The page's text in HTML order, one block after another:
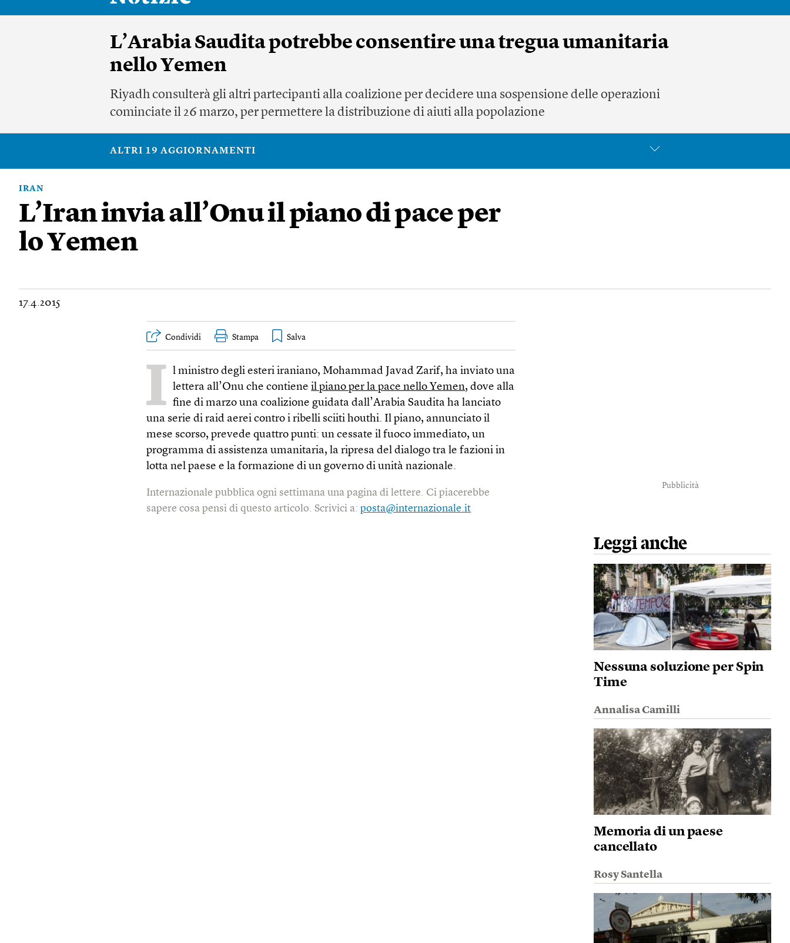
L’Arabia Saudita potrebbe consentire una tregua umanitaria
nello Yemen
Riyadh consulterà gli altri partecipanti alla coalizione per decidere una sospensione delle operazioni
cominciate il 26 marzo, per permettere la distribuzione di aiuti alla popolazione
ALTRI 19 AGGIORNAMENTI
IRAN
L’Iran invia all’Onu il piano di pace per
lo Yemen
17.4.2015
Condividi Stampa
I l ministro degli esteri iraniano, Mohammad Javad Zarif, ha inviato una
lettera all’Onu che contieneil piano per la pace nello Yemen, dove alla
fine di marzo una coalizione guidata dall’Arabia Saudita ha lanciato
una serie di raid aerei contro i ribelli sciiti houthi. Il piano, annunciato il
mese scorso, prevede quattro punti: un cessate il fuoco immediato, un
programma di assistenza umanitaria, la ripresa del dialogo tra le fazioni in
lotta nel paese e la formazione di un governo di unità nazionale.
Internazionale pubblica ogni settimana una pagina di lettere. Ci piacerebbe
sapere cosa pensi di questo articolo. Scrivici a:posta@internazionale.it
Pubblicità
Leggi anche
Nessuna soluzione per Spin
Time
Annalisa Camilli
Memoria di un paese
cancellato
Rosy Santella